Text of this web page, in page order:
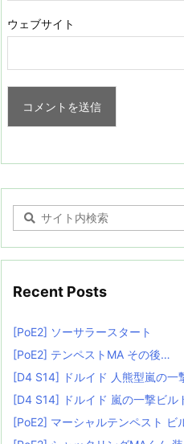
ウェブサイト
Recent Posts
[PoE2] ソーサラースタート
[PoE2] テンペストMA その後…
[D4 S14] ドルイド 人熊型嵐の一
[D4 S14] ドルイド 嵐の一撃ビル
[PoE2] マーシャルテンペスト ビ